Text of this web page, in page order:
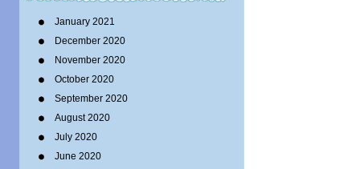
January 2021
December 2020
November 2020
October 2020
September 2020
August 2020
July 2020
June 2020